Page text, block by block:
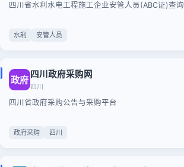
四川省水利水电工程施工企业安管人员(ABC证)查询
水利 安管人员
政府 四川政府采购网
四川
四川省政府采购公告与采购平台
政府采购 四川